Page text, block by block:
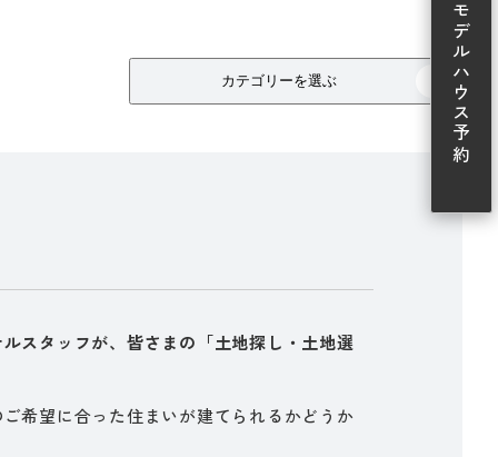
カテゴリーを選ぶ
スタッフが、皆さまの「土地探し・土地選
希望に合った住まいが建てられるかどうか
モデルハウス予約